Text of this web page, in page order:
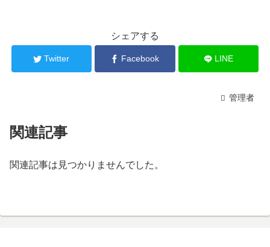
シェアする
Twitter Facebook LINE
管理者
関連記事
関連記事は見つかりませんでした。